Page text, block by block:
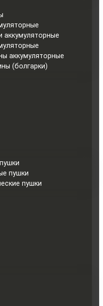
аккумуляторные
аккумуляторные
(болгарки)
пушки
пушки